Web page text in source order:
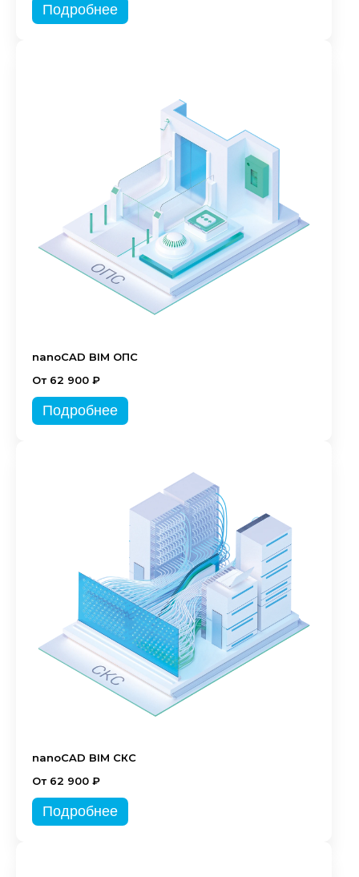
Подробнее
nanoCAD BIM ОПС
От 62 900 ₽
Подробнее
nanoCAD BIM СКС
От 62 900 ₽
Подробнее